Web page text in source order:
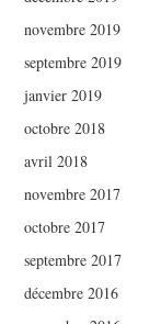
novembre 2019
septembre 2019
janvier 2019
octobre 2018
avril 2018
novembre 2017
octobre 2017
septembre 2017
décembre 2016